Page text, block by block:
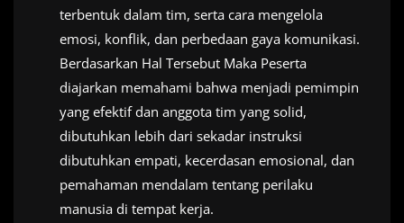
terbentuk dalam tim, serta cara mengelola
emosi, konflik, dan perbedaan gaya komunikasi.
Berdasarkan Hal Tersebut Maka Peserta
diajarkan memahami bahwa menjadi pemimpin
yang efektif dan anggota tim yang solid,
dibutuhkan lebih dari sekadar instruksi
dibutuhkan empati, kecerdasan emosional, dan
pemahaman mendalam tentang perilaku
manusia di tempat kerja.